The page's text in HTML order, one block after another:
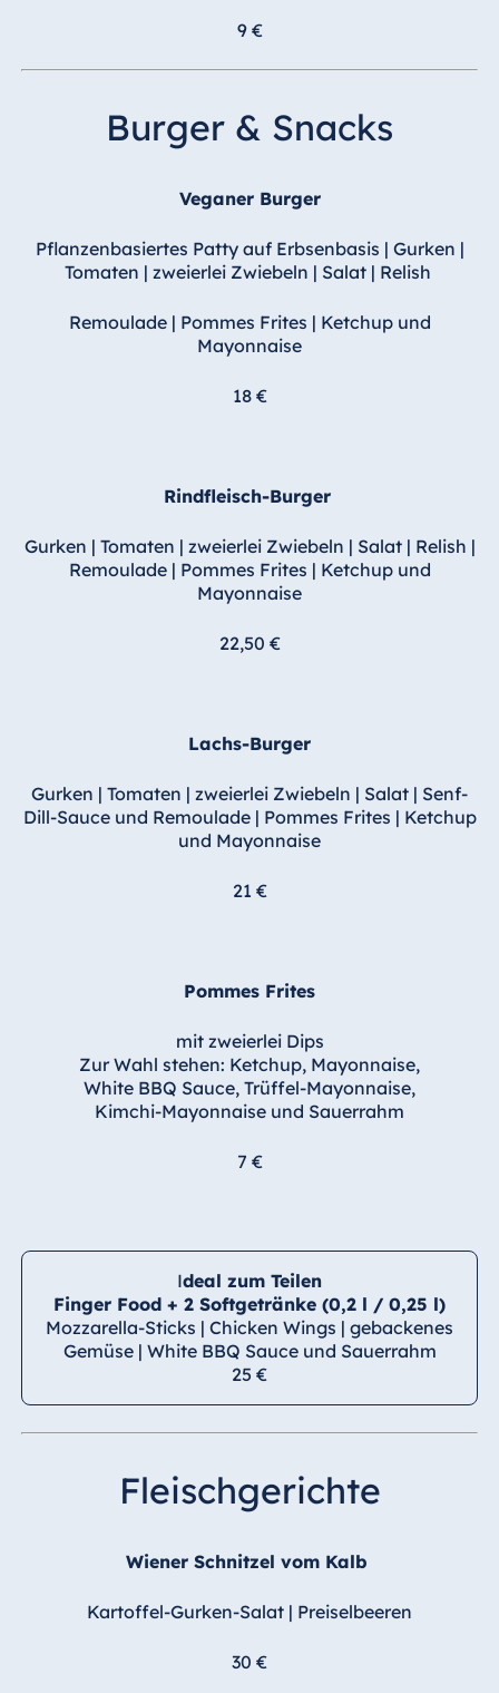
9 €
Burger & Snacks
Veganer Burger
Pflanzenbasiertes Patty auf Erbsenbasis | Gurken |
Tomaten | zweierlei Zwiebeln | Salat | Relish
Remoulade | Pommes Frites | Ketchup und
Mayonnaise
18 €
Rindfleisch-Burger
Gurken | Tomaten | zweierlei Zwiebeln | Salat | Relish |
Remoulade | Pommes Frites | Ketchup und
Mayonnaise
22,50 €
Lachs-Burger
Gurken | Tomaten | zweierlei Zwiebeln | Salat | Senf-
Dill-Sauce und Remoulade | Pommes Frites | Ketchup
und Mayonnaise
21 €
Pommes Frites
mit zweierlei Dips
Zur Wahl stehen: Ketchup, Mayonnaise,
White BBQ Sauce, Trüffel-Mayonnaise,
Kimchi-Mayonnaise und Sauerrahm
7 €
Ideal zum Teilen
Finger Food + 2 Softgetränke (0,2 l / 0,25 l)
Mozzarella-Sticks | Chicken Wings | gebackenes
Gemüse | White BBQ Sauce und Sauerrahm
25 €
Fleischgerichte
Wiener Schnitzel vom Kalb
Kartoffel-Gurken-Salat | Preiselbeeren
30 €